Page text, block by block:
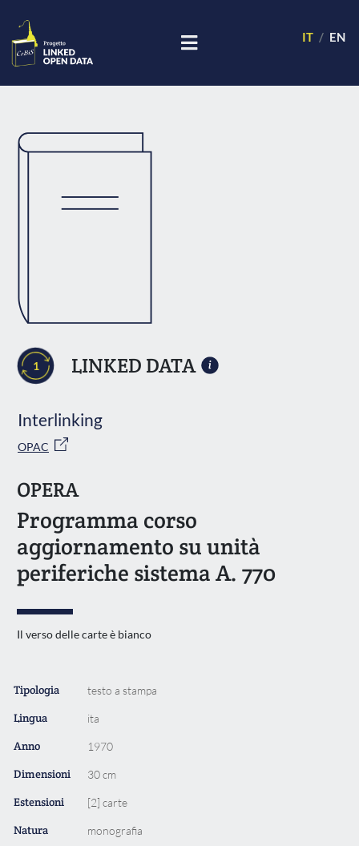
IT EN
1 LINKED DATA
Interlinking
OPAC
OPERA
Programma corso
aggiornamento su unità
periferiche sistema A. 770
Il verso delle carte è bianco
Tipologia testo a stampa
Lingua ita
Anno 1970
Dimensioni 30 cm
Estensioni [2] carte
Natura monografia